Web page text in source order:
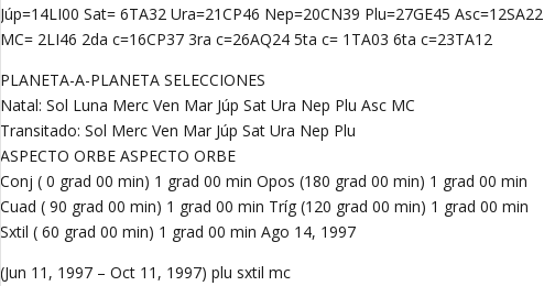
Júp=14LI00 Sat= 6TA32 Ura=21CP46 Nep=20CN39 Plu=27GE45 Asc=12SA22
MC= 2LI46 2da c=16CP37 3ra c=26AQ24 5ta c= 1TA03 6ta c=23TA12
PLANETA-A-PLANETA SELECCIONES
Natal: Sol Luna Merc Ven Mar Júp Sat Ura Nep Plu Asc MC
Transitado: Sol Merc Ven Mar Júp Sat Ura Nep Plu
ASPECTO ORBE ASPECTO ORBE
Conj ( 0 grad 00 min) 1 grad 00 min Opos (180 grad 00 min) 1 grad 00 min
Cuad ( 90 grad 00 min) 1 grad 00 min Tríg (120 grad 00 min) 1 grad 00 min
Sxtil ( 60 grad 00 min) 1 grad 00 min Ago 14, 1997
(Jun 11, 1997 – Oct 11, 1997) plu sxtil mc